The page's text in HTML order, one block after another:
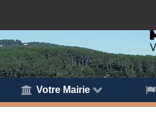
Votre Mairie